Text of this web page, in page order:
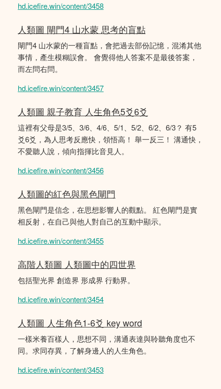
hd.icefire.win/content/3458
人類圖 閘門4 山水蒙 思考的盲點
閘門4 山水蒙的一種盲點，會把過去部份記憶，混淆其他
事情，產生模糊誤會。 會覺得他人答案不是最後答案，
而左問右問。
hd.icefire.win/content/3457
人類圖 親子教育 人生角色5爻6爻
這裡有父母是3/5、3/6、4/6、5/1、5/2、6/2、6/3？ 有5
爻6爻，為人思考反應快，領悟高！ 舉一反三！ 溝通快，
不愛聽人說，傾向指揮比音見人。
hd.icefire.win/content/3456
人類圖的紅色與黑色閘門
黑色閘門是信念，在思想影響人的觀點。 紅色閘門是實
相反射，在自己與他人對自己的互動中顯示。
hd.icefire.win/content/3455
高階人類圖 人類圖中的四世界
包括聖光界 創造界 形成界 行動界。
hd.icefire.win/content/3454
人類圖 人生角色1-6爻 key word
一樣米養百樣人，思想不同，溝通表達與聆聽角度也不
同。求同存異，了解身邊人的人生角色。
hd.icefire.win/content/3453